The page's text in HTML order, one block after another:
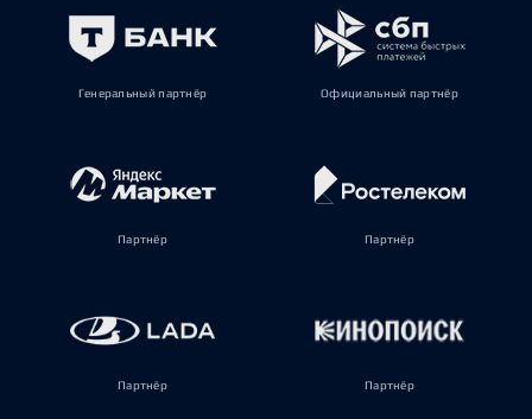
Генеральный партнёр Официальный партнёр
Партнёр Партнёр
Партнёр Партнёр